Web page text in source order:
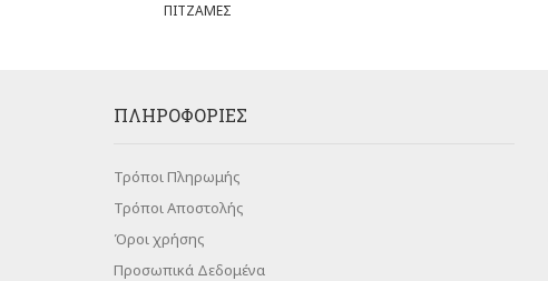
ΠΙΤΖΑΜΕΣ
ΠΛΗΡΟΦΟΡΊΕΣ
Τρόποι Πληρωμής
Τρόποι Αποστολής
Όροι χρήσης
Προσωπικά Δεδομένα